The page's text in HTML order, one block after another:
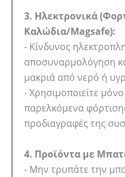
3. Ηλεκτρονικά
Καλώδια/Magsafe):
- Κίνδυνος
αποσυναρμολόγηση
μακριά από νερό ή
- Χρησιμοποιείτε
παρελκόμενα
προδιαγραφές της
4. Προϊόντα με
- Μην τρυπάτε την